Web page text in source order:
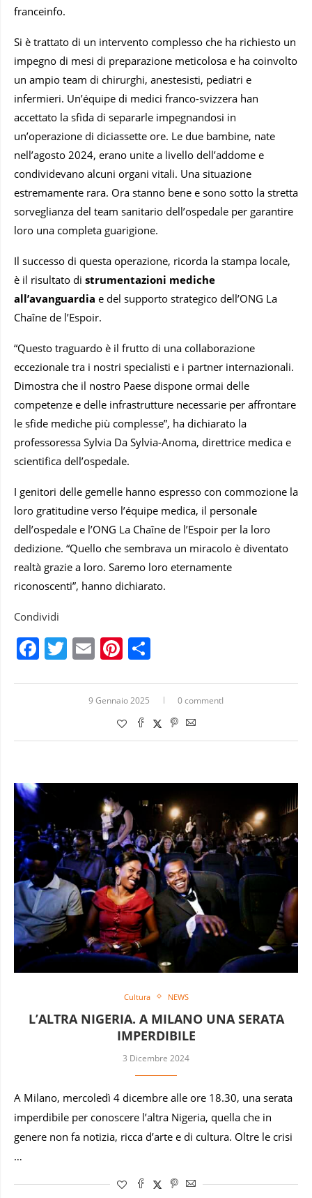
franceinfo.
Si è trattato di un intervento complesso che ha richiesto un
impegno di mesi di preparazione meticolosa e ha coinvolto
un ampio team di chirurghi, anestesisti, pediatri e
infermieri. Un’équipe di medici franco-svizzera han
accettato la sfida di separarle impegnandosi in
un’operazione di diciassette ore. Le due bambine, nate
nell’agosto 2024, erano unite a livello dell’addome e
condividevano alcuni organi vitali. Una situazione
estremamente rara. Ora stanno bene e sono sotto la stretta
sorveglianza del team sanitario dell’ospedale per garantire
loro una completa guarigione.
Il successo di questa operazione, ricorda la stampa locale,
è il risultato di strumentazioni mediche
all’avanguardia e del supporto strategico dell’ONG La
Chaîne de l’Espoir.
“Questo traguardo è il frutto di una collaborazione
eccezionale tra i nostri specialisti e i partner internazionali.
Dimostra che il nostro Paese dispone ormai delle
competenze e delle infrastrutture necessarie per affrontare
le sfide mediche più complesse”, ha dichiarato la
professoressa Sylvia Da Sylvia-Anoma, direttrice medica e
scientifica dell’ospedale.
I genitori delle gemelle hanno espresso con commozione la
loro gratitudine verso l’équipe medica, il personale
dell’ospedale e l’ONG La Chaîne de l’Espoir per la loro
dedizione. “Quello che sembrava un miracolo è diventato
realtà grazie a loro. Saremo loro eternamente
riconoscenti”, hanno dichiarato.
Condividi
Facebook
Twitter
EmailPinterest
9 Gennaio 2025 0 commentI
Cultura NEWS
L’ALTRA NIGERIA. A MILANO UNA SERATA
IMPERDIBILE
3 Dicembre 2024
A Milano, mercoledì 4 dicembre alle ore 18.30, una serata
imperdibile per conoscere l’altra Nigeria, quella che in
genere non fa notizia, ricca d’arte e di cultura. Oltre le crisi
…